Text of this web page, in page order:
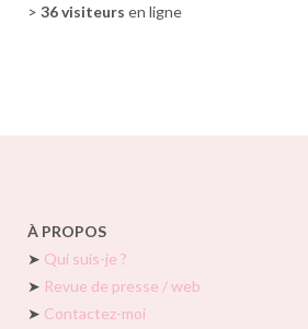
> 36 visiteurs en ligne
À PROPOS
➤ Qui suis-je ?
➤ Revue de presse / web
➤ Contactez-moi